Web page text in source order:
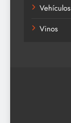
Vehículos
Vinos